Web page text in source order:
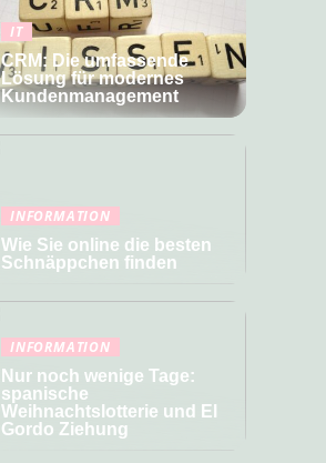
IT
CRM: Die umfassende
Lösung für modernes
Kundenmanagement
INFORMATION
Wie Sie online die besten
Schnäppchen finden
INFORMATION
Nur noch wenige Tage:
spanische
Weihnachtslotterie und El
Gordo Ziehung